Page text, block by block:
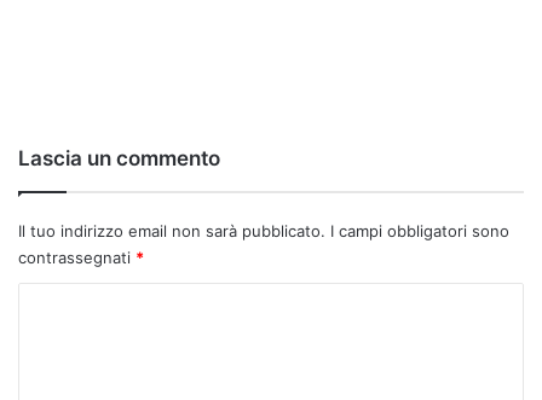
Lascia un commento
Il tuo indirizzo email non sarà pubblicato. I campi obbligatori sono
contrassegnati *